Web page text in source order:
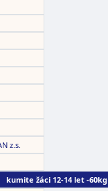
z.s.
kumite žáci 12-14 let -60kg